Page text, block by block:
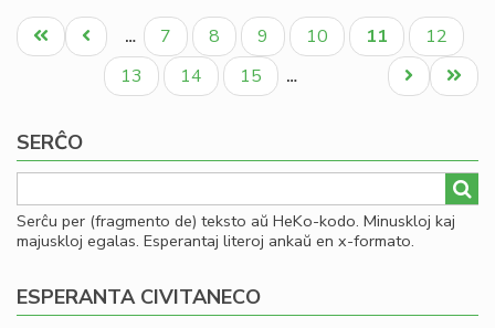
la
Pagination
Unua
paĝo
Antaŭa
paĝo
… Paĝo
7 Paĝo
8 Paĝo
9 Paĝo
10
Aktuala
paĝo
11 Paĝo
12
Paĝo
13 Paĝo
14 Paĝo
15 …
Last
page
Next
page
SERĈO
Serĉu per (fragmento de) teksto aŭ HeKo-kodo. Minuskloj kaj
majuskloj egalas. Esperantaj literoj ankaŭ en x-formato.
ESPERANTA CIVITANECO